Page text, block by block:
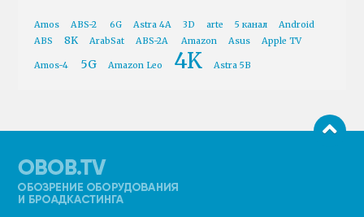
Amos ABS-2 6G Astra 4A 3D arte 5 канал
Android
ABS
8K ArabSat ABS-2A Amazon Asus Apple TV
Amos-4 5G Amazon Leo 4K Astra 5B